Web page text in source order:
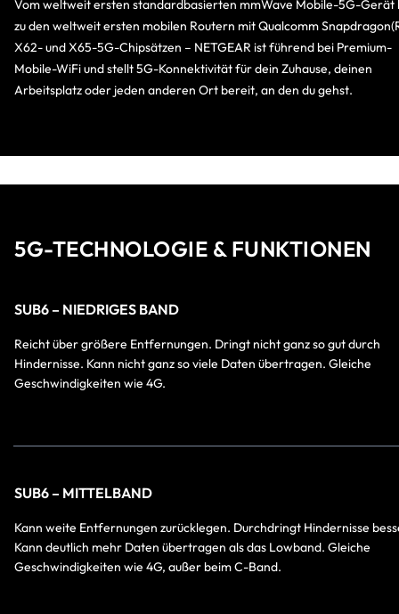
Vom weltweit ersten standardbasierten mmWave Mobile-5G-Gerät
zu den weltweit ersten mobilen Routern mit Qualcomm
X62- und X65-5G-Chipsätzen – NETGEAR ist führend bei Premium-
Mobile-WiFi und stellt 5G-Konnektivität für dein Zuhause, deinen
Arbeitsplatz oder jeden anderen Ort bereit, an den du gehst.
5G-TECHNOLOGIE & FUNKTIONEN
SUB6 – NIEDRIGES BAND
Reicht über größere Entfernungen. Dringt nicht ganz so gut durch
Hindernisse. Kann nicht ganz so viele Daten übertragen. Gleiche
Geschwindigkeiten wie 4G.
SUB6 – MITTELBAND
Kann weite Entfernungen zurücklegen. Durchdringt Hindernisse
Kann deutlich mehr Daten übertragen als das Lowband. Gleiche
Geschwindigkeiten wie 4G, außer beim C-Band.